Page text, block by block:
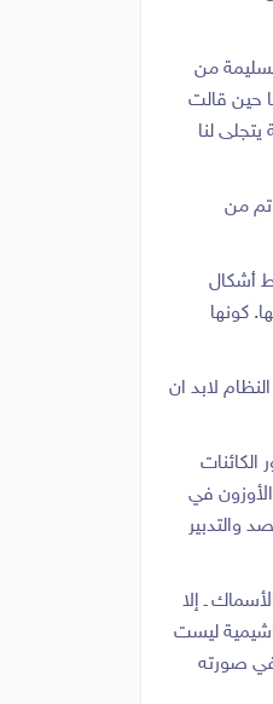
من
حين قالت
لنا
تم من
أشكال
كونها
لابد ان
في
والتدبير
ـ إلا
ليست
في صورته